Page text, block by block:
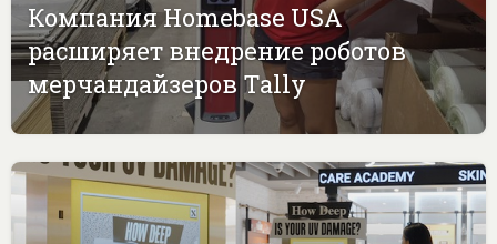
Компания Homebase USA
расширяет внедрение роботов
мерчандайзеров Tally